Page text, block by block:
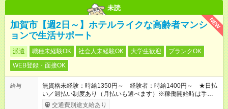
未読
NEW
加賀市【週2日～】ホテルライクな高齢者マンシ
ョンで生活サポート
派遣 職種未経験OK 社会人未経験OK 大学生歓迎
ブランクOK
WEB登録・面接OK
給与
無資格未経験：時給1350円～ 経験者：時給1400円～ ★日払
い／週払い制度あり（月払いも選べます）※稼働開始時は手続き
完了次第のお支払いとなります。
交通費別途支給あり